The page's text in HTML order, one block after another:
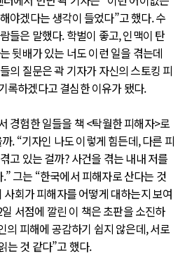
야겠다는 생각이 들었다”고 했다. 수
들은 말했다. 학벌이 좋고, 인맥이 탄
뒷배가 있는 너도 이런 일을 겪는데
의 질문은 곽 기자가 자신의 스토킹 피
록하겠다고 결심한 이유가 됐다.
경험한 일들을 책 <탁월한 피해자>로
. “기자인 나도 이렇게 힘든데, 다른 피
고 있는 걸까? 사건을 겪는 내내 저를
그는 “한국에서 피해자로 산다는 것
회가 피해자를 어떻게 대하는지 보여
서점에 깔린 이 책은 초판을 소진하
의 피해에 공감하기 쉽지 않은데, 서로
는 것 같다”고 했다.